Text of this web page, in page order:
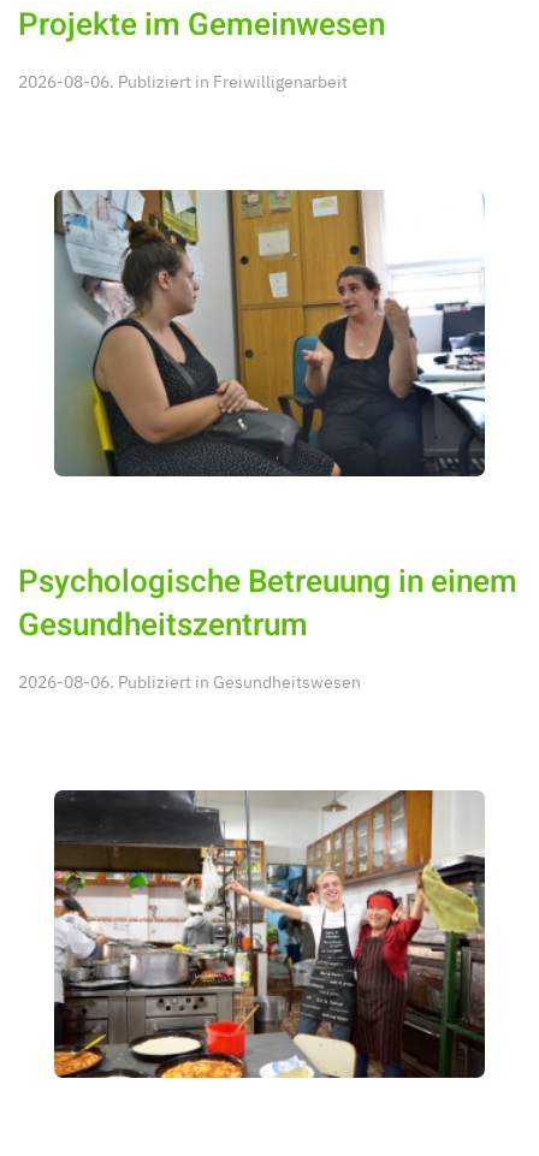
Projekte im Gemeinwesen
2026-08-06. Publiziert in Freiwilligenarbeit
Psychologische Betreuung in einem
Gesundheitszentrum
2026-08-06. Publiziert in Gesundheitswesen